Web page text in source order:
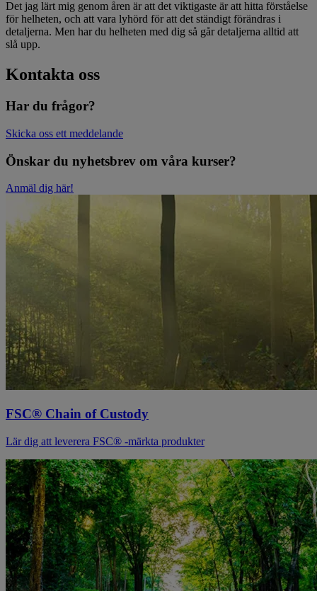
Det jag lärt mig genom åren är att det viktigaste är att hitta förståelse
för helheten, och att vara lyhörd för att det ständigt förändras i
detaljerna. Men har du helheten med dig så går detaljerna alltid att
slå upp.
Kontakta oss
Har du frågor?
Skicka oss ett meddelande
Önskar du nyhetsbrev om våra kurser?
Anmäl dig här!
FSC® Chain of Custody
Lär dig att leverera FSC® -märkta produkter